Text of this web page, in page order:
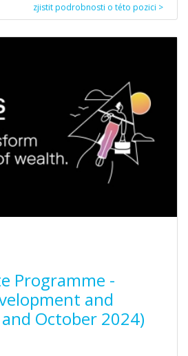
zjistit podrobnosti o této pozici >
Programme -
and
October 2024)